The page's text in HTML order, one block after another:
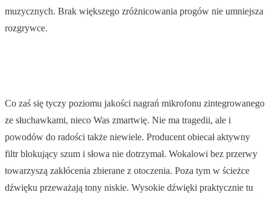
muzycznych. Brak większego zróżnicowania progów nie umniejsza
rozgrywce.
Co zaś się tyczy poziomu jakości nagrań mikrofonu zintegrowanego
ze słuchawkami, nieco Was zmartwię. Nie ma tragedii, ale i
powodów do radości także niewiele. Producent obiecał aktywny
filtr blokujący szum i słowa nie dotrzymał. Wokalowi bez przerwy
towarzyszą zakłócenia zbierane z otoczenia. Poza tym w ścieżce
dźwięku przeważają tony niskie. Wysokie dźwięki praktycznie tu